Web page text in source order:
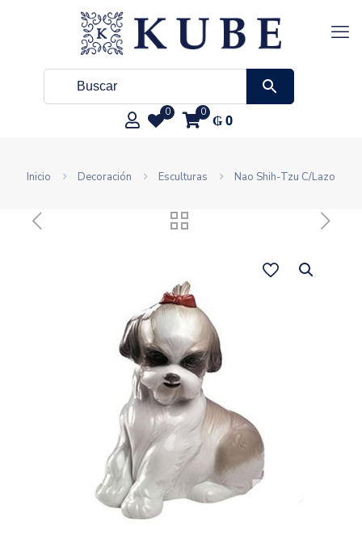
0 0 ₲0
Inicio Decoración Esculturas Nao Shih-Tzu C/Lazo